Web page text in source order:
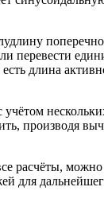
перевести
длина
производя
расчёты,
для